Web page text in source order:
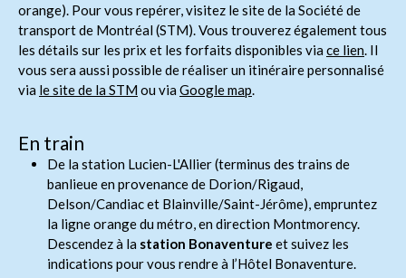
orange). Pour vous repérer, visitez le site de la Société de
transport de Montréal (STM). Vous trouverez également tous
les détails sur les prix et les forfaits disponibles viace lien. Il
vous sera aussi possible de réaliser un itinéraire personnalisé
via le site de la STMou viaGoogle map.
En train
De la station Lucien-L'Allier (terminus des trains de
banlieue en provenance de Dorion/Rigaud,
Delson/Candiac et Blainville/Saint-Jérôme), empruntez
la ligne orange du métro, en direction Montmorency.
Descendez à la station Bonaventure et suivez les
indications pour vous rendre à l’Hôtel Bonaventure.